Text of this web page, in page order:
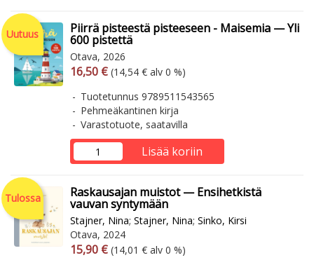
Uutuus Piirrä pisteestä pisteeseen - Maisemia — Yli
600 pistettä
Otava, 2026
Arvonlisäverollinen hinta
16,50 € Arvonlisäveroton hinta
(14,54 € alv 0 %)
Tuotetunnus 9789511543565
Pehmeäkantinen kirja
Varastotuote, saatavilla
Lisää koriin
Tulossa Raskausajan muistot — Ensihetkistä
vauvan syntymään
Stajner, Nina; Stajner, Nina; Sinko, Kirsi
Otava, 2024
Arvonlisäverollinen hinta
15,90 € Arvonlisäveroton hinta
(14,01 € alv 0 %)